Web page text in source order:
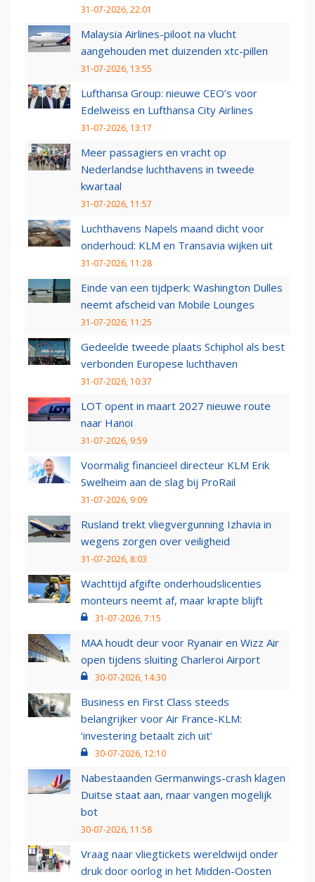
31-07-2026, 22:01
Malaysia Airlines-piloot na vlucht
aangehouden met duizenden xtc-pillen
31-07-2026, 13:55
Lufthansa Group: nieuwe CEO’s voor
Edelweiss en Lufthansa City Airlines
31-07-2026, 13:17
Meer passagiers en vracht op
Nederlandse luchthavens in tweede
kwartaal
31-07-2026, 11:57
Luchthavens Napels maand dicht voor
onderhoud: KLM en Transavia wijken uit
31-07-2026, 11:28
Einde van een tijdperk: Washington Dulles
neemt afscheid van Mobile Lounges
31-07-2026, 11:25
Gedeelde tweede plaats Schiphol als best
verbonden Europese luchthaven
31-07-2026, 10:37
LOT opent in maart 2027 nieuwe route
naar Hanoi
31-07-2026, 9:59
Voormalig financieel directeur KLM Erik
Swelheim aan de slag bij ProRail
31-07-2026, 9:09
Rusland trekt vliegvergunning Izhavia in
wegens zorgen over veiligheid
31-07-2026, 8:03
Wachttijd afgifte onderhoudslicenties
monteurs neemt af, maar krapte blijft
31-07-2026, 7:15
MAA houdt deur voor Ryanair en Wizz Air
open tijdens sluiting Charleroi Airport
30-07-2026, 14:30
Business en First Class steeds
belangrijker voor Air France-KLM:
‘investering betaalt zich uit’
30-07-2026, 12:10
Nabestaanden Germanwings-crash klagen
Duitse staat aan, maar vangen mogelijk
bot
30-07-2026, 11:58
Vraag naar vliegtickets wereldwijd onder
druk door oorlog in het Midden-Oosten